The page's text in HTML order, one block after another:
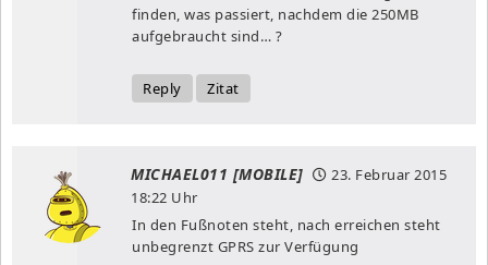
finden, was passiert, nachdem die 250MB
aufgebraucht sind… ?
Reply Zitat
MICHAEL011 [MOBILE]
23. Februar 2015
18:22 Uhr
In den Fußnoten steht, nach erreichen steht
unbegrenzt GPRS zur Verfügung